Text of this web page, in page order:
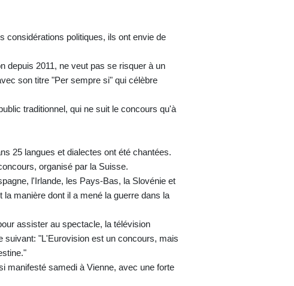
considérations politiques, ils ont envie de
depuis 2011, ne veut pas se risquer à un
son titre "Per sempre si" qui célèbre
traditionnel, qui ne suit le concours qu'à
25 langues et dialectes ont été chantées.
organisé par la Suisse.
l'Irlande, les Pays-Bas, la Slovénie et
manière dont il a mené la guerre dans la
assister au spectacle, la télévision
suivant: "L'Eurovision est un concours, mais
manifesté samedi à Vienne, avec une forte